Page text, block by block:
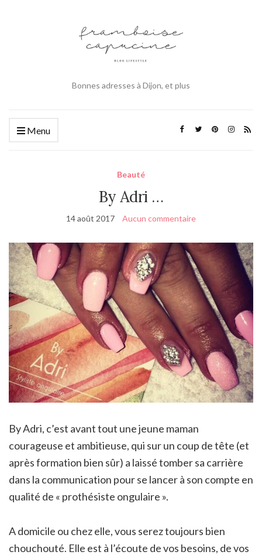
Bonnes adresses à Dijon, et plus
Menu
Beauté
By Adri …
14 août 2017 Aucun commentaire
By Adri, c’est avant tout une jeune maman
courageuse et ambitieuse, qui sur un coup de tête (et
après formation bien sûr) a laissé tomber sa carrière
dans la communication pour se lancer à son compte en
qualité de « prothésiste ongulaire ».
A domicile ou chez elle, vous serez toujours bien
chouchouté. Elle est à l’écoute de vos besoins, de vos